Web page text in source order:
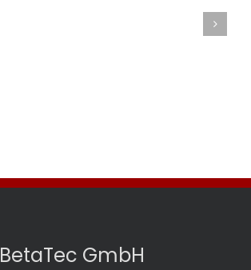
BetaTec GmbH